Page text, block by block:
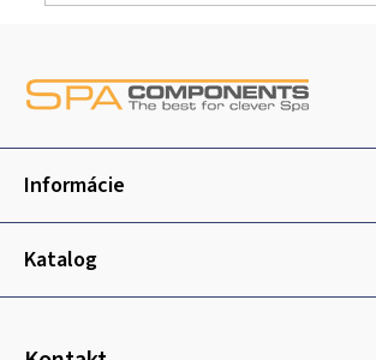
ä
i
Informácie
Katalog